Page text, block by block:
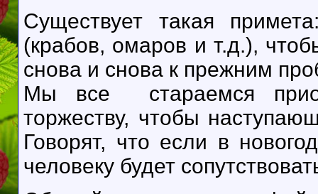
Существует такая
(крабов, омаров и т.д.),
снова и снова к прежним
Мы все стараемся
торжеству, чтобы
Говорят, что если в
человеку будет